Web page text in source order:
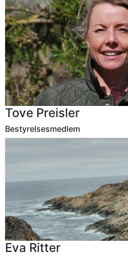
Tove Preisler
Bestyrelsesmedlem
Eva Ritter